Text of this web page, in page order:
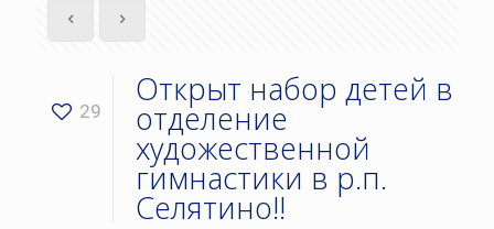
29
Открыт набор детей в
отделение
художественной
гимнастики в р.п.
Селятино!!